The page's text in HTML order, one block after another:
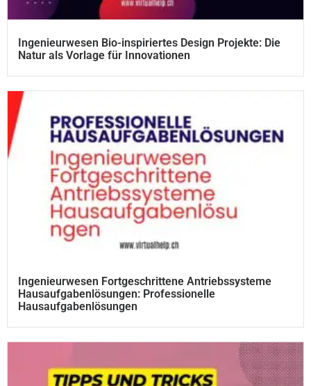
Ingenieurwesen Bio-inspiriertes Design Projekte: Die
Natur als Vorlage für Innovationen
Ingenieurwesen Fortgeschrittene Antriebssysteme
Hausaufgabenlösungen: Professionelle
Hausaufgabenlösungen